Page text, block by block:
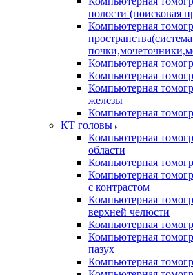
полости (поисковая
Компьютерная
Компьютерная
Компьютерная
Компьютерная
железы
Компьютерная
КТ головы
Компьютерная
области
Компьютерная
Компьютерная
с контрастом
Компьютерная
верхней челюсти
Компьютерная
Компьютерная
пазух
Компьютерная